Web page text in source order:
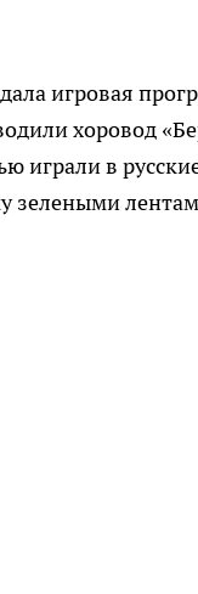
игровая
хоровод
играли в
зелеными